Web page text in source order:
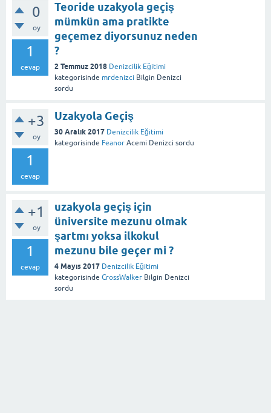
0
oy
1
cevap
Teoride uzakyola geçiş
mümkün ama pratikte
geçemez diyorsunuz neden
?
2 Temmuz 2018 Denizcilik Eğitimi
kategorisinde mrdenizci Bilgin Denizci
sordu
+3
oy
1
cevap
Uzakyola Geçiş
30 Aralık 2017 Denizcilik Eğitimi
kategorisinde Feanor Acemi Denizci sordu
+1
oy
1
cevap
uzakyola geçiş için
üniversite mezunu olmak
şartmı yoksa ilkokul
mezunu bile geçer mi ?
4 Mayıs 2017 Denizcilik Eğitimi
kategorisinde CrossWalker Bilgin Denizci
sordu